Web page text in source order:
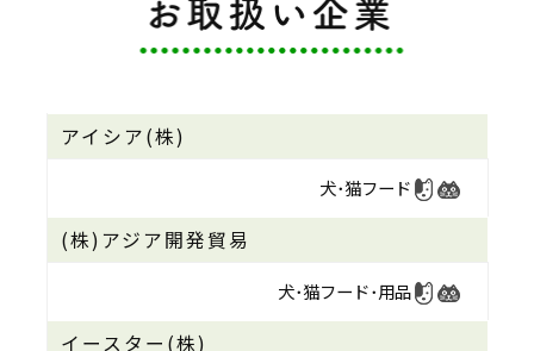
アイシア(株)
犬･猫フード
(株)アジア開発貿易
犬･猫フード･用品
イースター(株)